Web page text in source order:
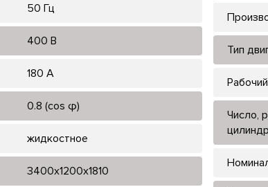
50 Гц
400 В
180 А
0.8 (cos φ)
жидкостное
3400x1200x1810
Тип
Число,